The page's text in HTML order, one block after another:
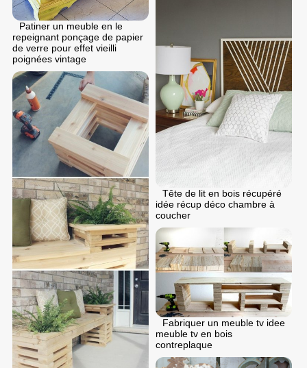
Patiner un meuble en le
repeignant ponçage de papier
de verre pour effet vieilli
poignées vintage
Tête de lit en bois récupéré
idée récup déco chambre à
coucher
Fabriquer un meuble tv idee
meuble tv en bois
contreplaque